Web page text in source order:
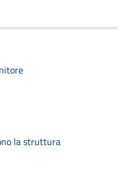
la struttura